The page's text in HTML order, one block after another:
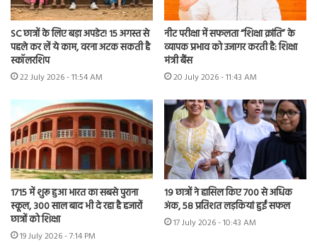
SC छात्रों के लिए बड़ा अपडेट! 15 अगस्त से
पहले कर लें ये काम, वरना अटक सकती है
स्कॉलरशिप
22 July 2026 - 11:54 AM
नीट परीक्षा में सफलता “शिक्षा क्रांति” के
व्यापक प्रभाव को उजागर करती है: शिक्षा
मंत्री बैंस
20 July 2026 - 11:43 AM
1715 में शुरू हुआ भारत का सबसे पुराना
स्कूल, 300 साल बाद भी दे रहा है हजारों
छात्रों को शिक्षा
19 July 2026 - 7:14 PM
19 छात्रों ने हासिल किए 700 से अधिक
अंक, 58 प्रतिशत लड़कियां हुईं सफल
17 July 2026 - 10:43 AM